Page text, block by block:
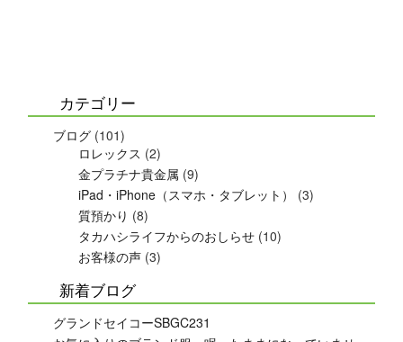
カテゴリー
ブログ (101)
ロレックス (2)
金プラチナ貴金属 (9)
iPad・iPhone（スマホ・タブレット）
(3)
質預かり (8)
タカハシライフからのおしらせ (10)
お客様の声 (3)
新着ブログ
グランドセイコーSBGC231